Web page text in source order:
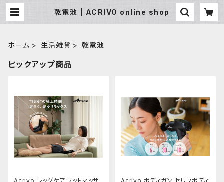
乾電池 | ACRIVO online shop
ホーム 生活雑貨 乾電池
ピックアップ商品